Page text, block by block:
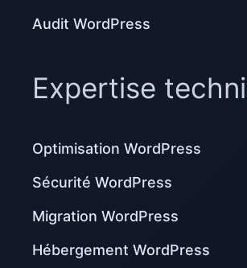
Audit WordPress
Expertise
Optimisation WordPress
Sécurité WordPress
Migration WordPress
Hébergement WordPress